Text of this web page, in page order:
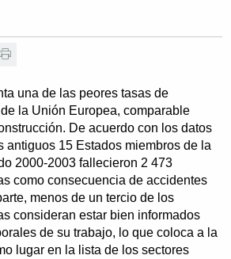
Twitter
por Linkedin
por whatsapp
Imprimir
una de las peores tasas de
la Unión Europea, comparable
De acuerdo con los datos
antiguos 15 Estados miembros de la
2000-2003 fallecieron 2 473
como consecuencia de accidentes
menos de un tercio de los
consideran estar bien informados
de su trabajo, lo que coloca a la
lugar en la lista de los sectores